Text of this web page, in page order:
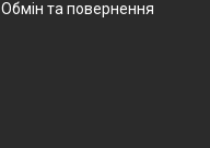
Обмін та повернення